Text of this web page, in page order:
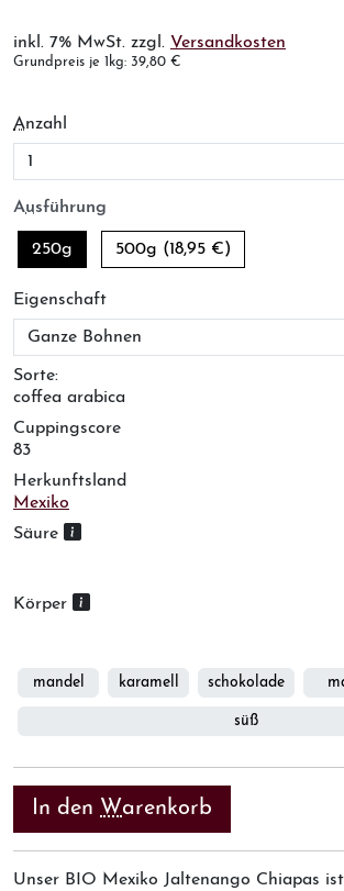
inkl. 7% MwSt. zzgl. Versandkosten
Grundpreis je 1kg: 39,80 €
Anzahl
Ausführung
250g 500g (18,95 €)
Eigenschaft(Tastenkürzel: Firefox
Sorte:
coffea arabica
Cuppingscore
83
Herkunftsland
Mexiko
Säure
Körper
mandel karamell schokolade
süß
In den Warenkorb
(Tastenkürzel:
Unser BIO Mexiko Jaltenango Chiapas